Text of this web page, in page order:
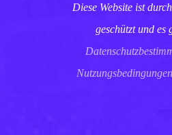
Diese Website ist
geschützt und es
Nutzungsbedingungen